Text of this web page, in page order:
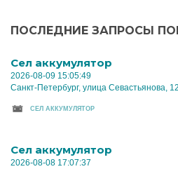
ПОСЛЕДНИЕ ЗАПРОСЫ
Cел аккумулятор
2026-08-09 15:05:49
Санкт-Петербург, улица Севастьянова, 12
CЕЛ АККУМУЛЯТОР
Cел аккумулятор
2026-08-08 17:07:37